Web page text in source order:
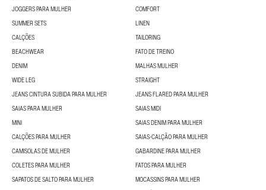
JOGGERS PARA MULHER
COMFORT
SUMMER SETS
LINEN
CALÇÕES
TAILORING
BEACHWEAR
FATO DE TREINO
DENIM
MALHAS MULHER
WIDE LEG
STRAIGHT
JEANS CINTURA SUBIDA PARA MULHER
JEANS FLARED PARA MULHER
SAIAS PARA MULHER
SAIAS MIDI
MINI
SAIAS DENIM PARA MULHER
CALÇÕES PARA MULHER
SAIAS-CALÇÃO PARA MULHER
CAMISOLAS DE MULHER
GABARDINE PARA MULHER
COLETES PARA MULHER
FATOS PARA MULHER
SAPATOS DE SALTO PARA MULHER
MOCASSINS PARA MULHER